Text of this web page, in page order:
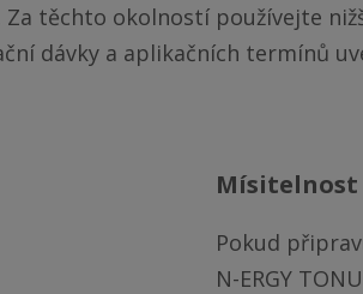
těchto okolností používejte
dávky a aplikačních termínů
mísitelnost
Pokud
N-ERGY